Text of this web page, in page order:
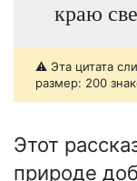
краю
⚠️ Эта цитата
размер: 200
Этот
природе